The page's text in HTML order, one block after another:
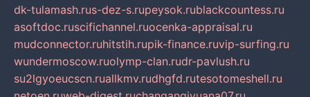
dk-tulamash.rus-dez-s.rupeysok.rublackcountess.ru
asoftdoc.ruscifichannel.ruocenka-appraisal.ru
mudconnector.ruhitstih.rupik-finance.ruvip-surfing.ru
wundermoscow.ruolymp-clan.rudr-pavlush.ru
su2lgyoeucscn.ruallkmv.rudhgfd.rutesotomeshell.ru